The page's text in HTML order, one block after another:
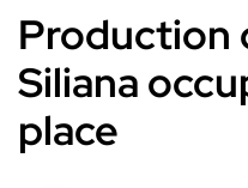
Production
Siliana
place